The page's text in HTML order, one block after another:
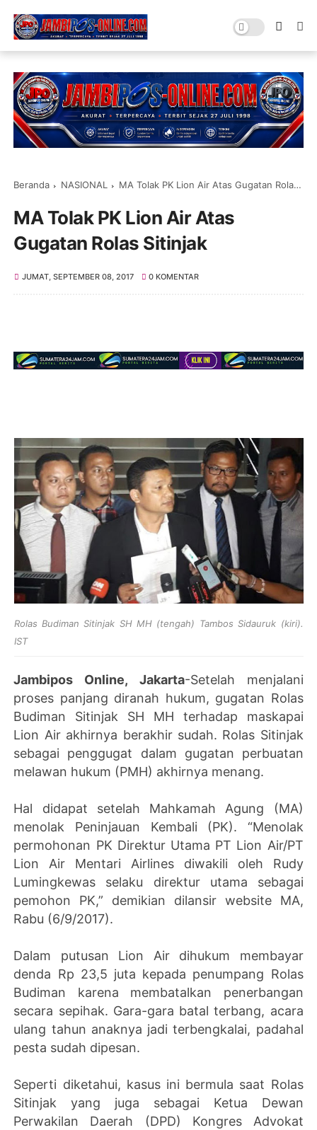
Beranda NASIONAL MA Tolak PK Lion Air Atas Gugatan Rolas Sitinjak
MA Tolak PK Lion Air Atas
Gugatan Rolas Sitinjak
JUMAT, SEPTEMBER 08, 2017 0 KOMENTAR
Rolas Budiman Sitinjak SH MH (tengah) Tambos Sidauruk (kiri).
IST
Jambipos Online, Jakarta-Setelah menjalani
proses panjang diranah hukum, gugatan Rolas
Budiman Sitinjak SH MH terhadap maskapai
Lion Air akhirnya berakhir sudah. Rolas Sitinjak
sebagai penggugat dalam gugatan perbuatan
melawan hukum (PMH) akhirnya menang.
Hal didapat setelah Mahkamah Agung (MA)
menolak Peninjauan Kembali (PK). “Menolak
permohonan PK Direktur Utama PT Lion Air/PT
Lion Air Mentari Airlines diwakili oleh Rudy
Lumingkewas selaku direktur utama sebagai
pemohon PK,” demikian dilansir website MA,
Rabu (6/9/2017).
Dalam putusan Lion Air dihukum membayar
denda Rp 23,5 juta kepada penumpang Rolas
Budiman karena membatalkan penerbangan
secara sepihak. Gara-gara batal terbang, acara
ulang tahun anaknya jadi terbengkalai, padahal
pesta sudah dipesan.
Seperti diketahui, kasus ini bermula saat Rolas
Sitinjak yang juga sebagai Ketua Dewan
Perwakilan Daerah (DPD) Kongres Advokat